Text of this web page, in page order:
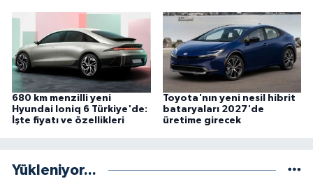
680 km menzilli yeni
Hyundai Ioniq 6 Türkiye'de:
İşte fiyatı ve özellikleri
Toyota'nın yeni nesil hibrit
bataryaları 2027'de
üretime girecek
Yükleniyor...